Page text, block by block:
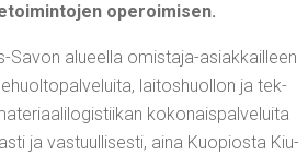
operoimisen.
Savon alu­eel­la omis­ta­ja-asiak­kail­leen
lai­tos­huol­lon ja tek­
koko­nais­pal­ve­lui­ta
ja vas­tuul­li­ses­ti, aina Kuo­pios­ta Kiu­